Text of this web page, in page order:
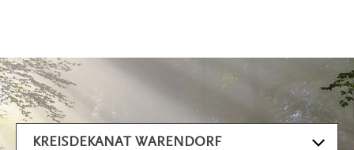
Artikel filtern
KREISDEKANAT WARENDORF